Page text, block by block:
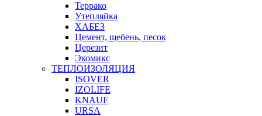
Террако
Утепляйка
ХАБЕЗ
Цемент, щебень, песок
Церезит
Экомикс
ТЕПЛОИЗОЛЯЦИЯ
ISOVER
IZOLIFE
KNAUF
URSA